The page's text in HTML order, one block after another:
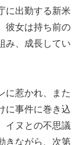
に出勤する新米
彼女は持ち前の
み、成長してい
に惹かれ、また
に事件に巻き込
イヌとの不思議
きながら、次第